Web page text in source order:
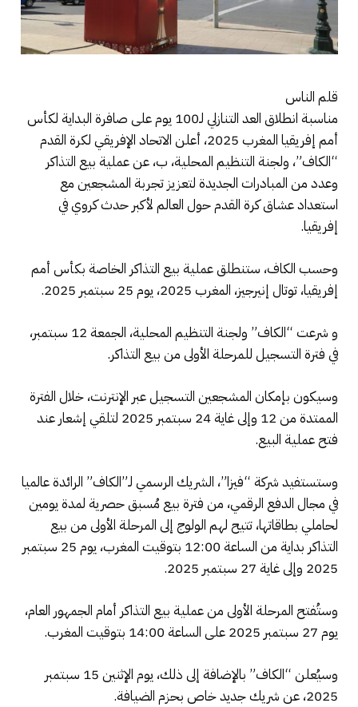
قلم الناس
مناسبة انطلاق العد التنازلي لـ100 يوم على صافرة البداية لكأس
أمم إفريقيا المغرب 2025، أعلن الاتحاد الإفريقي لكرة القدم
“الكاف”، ولجنة التنظيم المحلية، ب، عن عملية بيع التذاكر
وعدد من المبادرات الجديدة لتعزيز تجربة المشجعين مع
استعداد عشاق كرة القدم حول العالم لأكبر حدث كروي في
إفريقيا.
وحسب الكاف، ستنطلق عملية بيع التذاكر الخاصة بكأس أمم
إفريقيا، توتال إنيرجيز، المغرب 2025، يوم 25 سبتمبر 2025.
و شرعت “الكاف” ولجنة التنظيم المحلية، الجمعة 12 سبتمبر،
في فترة التسجيل للمرحلة الأولى من بيع التذاكر.
وسيكون بإمكان المشجعين التسجيل عبر الإنترنت، خلال الفترة
الممتدة من 12 وإلى غاية 24 سبتمبر 2025 لتلقي إشعار عند
فتح عملية البيع.
وستستفيد شركة “فيزا”، الشريك الرسمي لـ”الكاف” الرائدة عالميا
في مجال الدفع الرقمي، من فترة بيع مُسبق حصرية لمدة يومين
لحاملي بطاقاتها، تتيح لهم الولوج إلى المرحلة الأولى من بيع
التذاكر بداية من الساعة 12:00 بتوقيت المغرب، يوم 25 سبتمبر
2025 وإلى غاية 27 سبتمبر 2025.
وستُفتح المرحلة الأولى من عملية بيع التذاكر أمام الجمهور العام،
يوم 27 سبتمبر 2025 على الساعة 14:00 بتوقيت المغرب.
وسيُعلن “الكاف” بالإضافة إلى ذلك، يوم الإثنين 15 سبتمبر
2025، عن شريك جديد خاص بحزم الضيافة.